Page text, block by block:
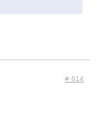
# 614